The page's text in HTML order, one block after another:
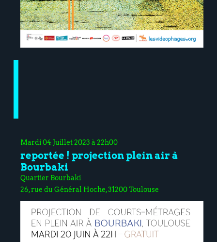
Mardi 04 Juillet 2023 à 22h00
reportée ! projection plein air à
Bourbaki
Quartier Bourbaki
26, rue du Général Hoche, 31200 Toulouse